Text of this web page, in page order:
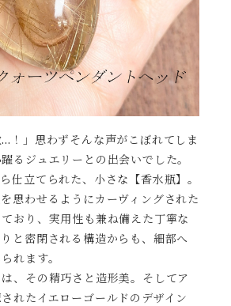
…！」思わずそんな声がこぼれてしま
るジュエリーとの出会いでした。
仕立てられた、小さな【香水瓶】。
思わせるようにカーヴィングされた
おり、実用性も兼ね備えた丁寧な
と密閉される構造からも、細部へ
れます。
、その精巧さと造形美。そしてア
れたイエローゴールドのデザイン